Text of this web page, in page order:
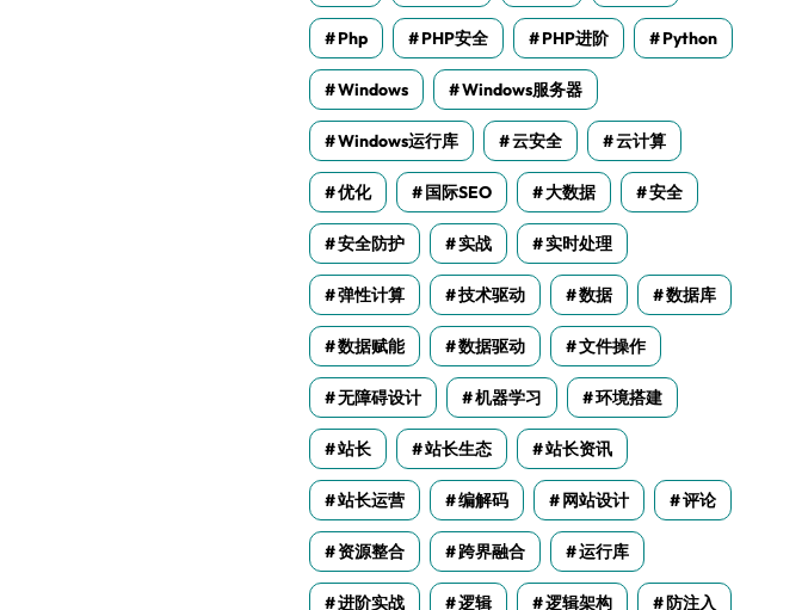
Php PHP安全 PHP进阶 Python
Windows Windows服务器
Windows运行库 云安全 云计算
优化 国际SEO 大数据 安全
安全防护 实战 实时处理
弹性计算 技术驱动 数据 数据库
数据赋能 数据驱动 文件操作
无障碍设计 机器学习 环境搭建
站长 站长生态 站长资讯
站长运营 编解码 网站设计 评论
资源整合 跨界融合 运行库
进阶实战 逻辑 逻辑架构 防注入